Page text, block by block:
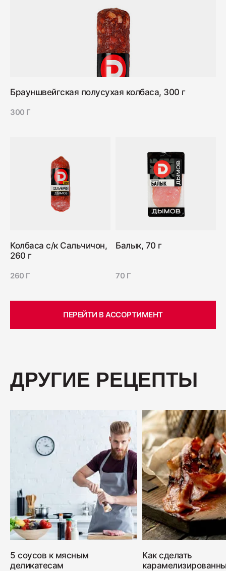
Брауншвейгская полусухая колбаса, 300 г
300 Г
Колбаса с/к Сальчичон,
260 г
260 Г
Балык, 70 г
70 Г
ПЕРЕЙТИ В АССОРТИМЕНТ
ДРУГИЕ РЕЦЕПТЫ
5 соусов к мясным
деликатесам
Как сделать